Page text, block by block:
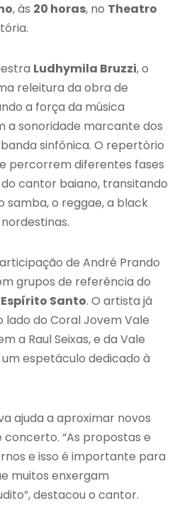
, às 20 horas, no Theatro
Ludhymila Bruzzi, o
releitura da obra de
a força da música
a sonoridade marcante dos
sinfônica. O repertório
percorrem diferentes fases
cantor baiano, transitando
samba, o reggae, a black
de André Prando
grupos de referência do
Santo. O artista já
do Coral Jovem Vale
a Raul Seixas, e da Vale
um espetáculo dedicado à
ajuda a aproximar novos
concerto. “As propostas e
e isso é importante para
muitos enxergam
destacou o cantor.